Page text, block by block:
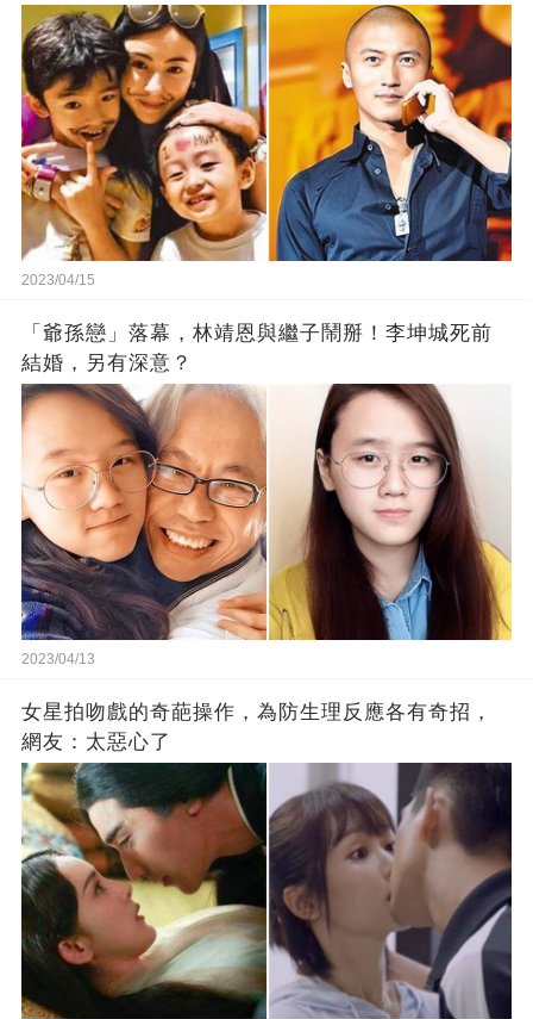
2023/04/15
「爺孫戀」落幕，林靖恩與繼子鬧掰！李坤城死前
結婚，另有深意？
2023/04/13
女星拍吻戲的奇葩操作，為防生理反應各有奇招，
網友：太惡心了